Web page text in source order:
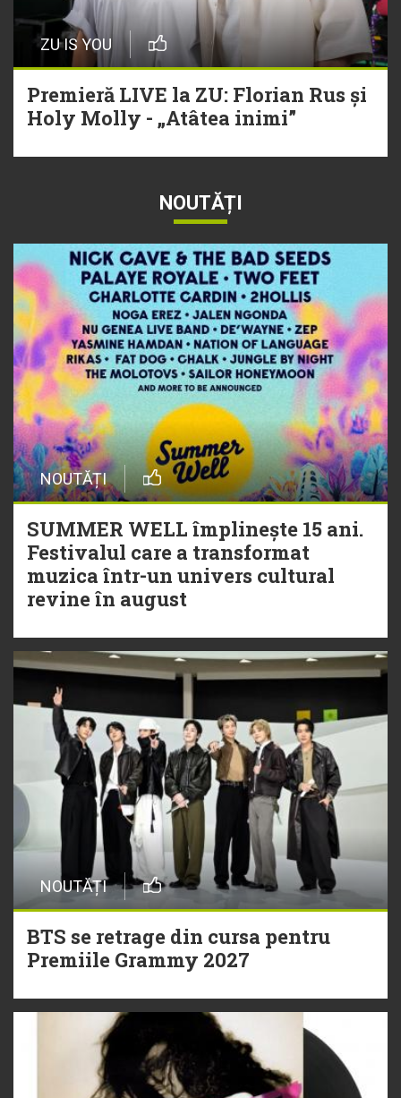
ZU IS YOU
Premieră LIVE la ZU: Florian Rus și
Holy Molly - „Atâtea inimi”
NOUTĂȚI
NOUTĂȚI
SUMMER WELL împlinește 15 ani.
Festivalul care a transformat
muzica într-un univers cultural
revine în august
NOUTĂȚI
BTS se retrage din cursa pentru
Premiile Grammy 2027